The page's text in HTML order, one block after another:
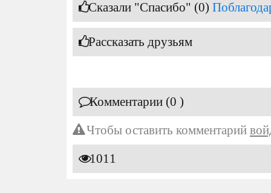
Сказали "Спасибо" (0)
Рассказать друзьям
Комментарии (0 )
Чтобы оставить комментарий
1011